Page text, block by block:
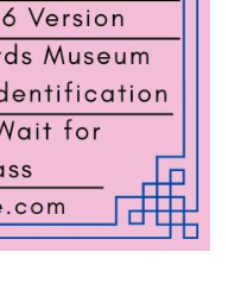
品
牌
部
門
星
鷹